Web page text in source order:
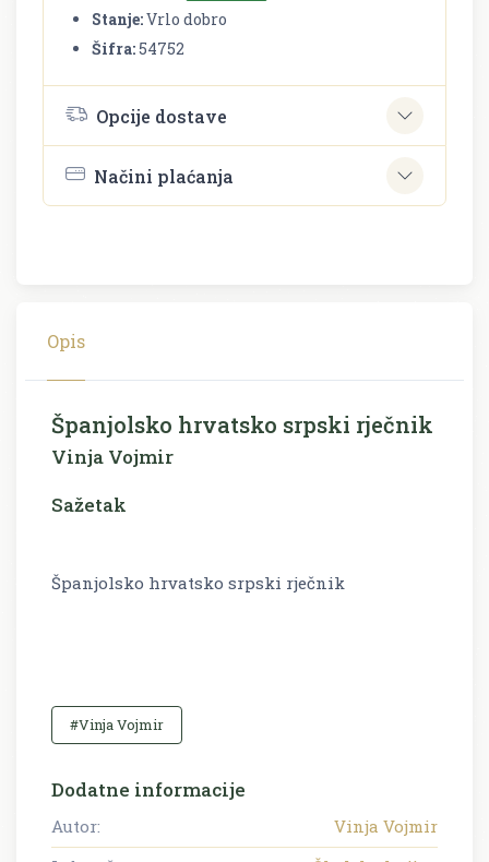
Stanje:Vrlo dobro
Šifra:54752
Opcije dostave
Načini plaćanja
Opis
Španjolsko hrvatsko srpski rječnik
Vinja Vojmir
Sažetak
Španjolsko hrvatsko srpski rječnik
#Vinja Vojmir
Dodatne informacije
Autor:
Vinja Vojmir